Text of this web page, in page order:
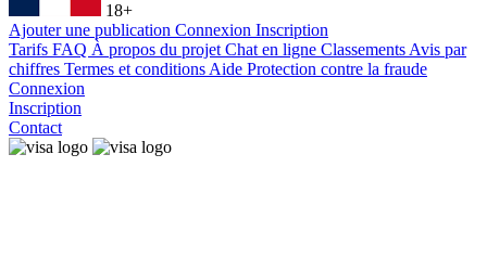
18+
Ajouter une publication Connexion Inscription
Tarifs FAQ À propos du projet Chat en ligne Classements Avis par
chiffres Termes et conditions Aide Protection contre la fraude
Connexion
Inscription
Contact